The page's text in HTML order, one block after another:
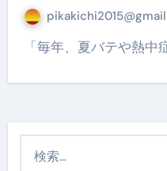
「毎年、夏バテや熱